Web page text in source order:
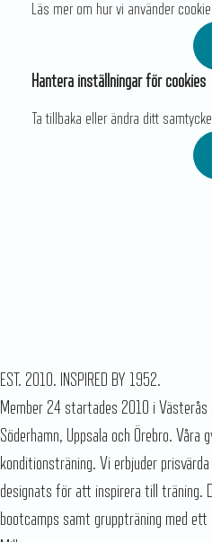
Läs mer om hur vi använder
Hantera inställningar för cookies
Ta tillbaka eller ändra ditt
EST. 2010. INSPIRED BY 1952.
Member 24 startades 2010 i Västerås
Söderhamn, Uppsala och Örebro.
konditionsträning. Vi erbjuder
designats för att inspirera till träning.
bootcamps samt gruppträning med